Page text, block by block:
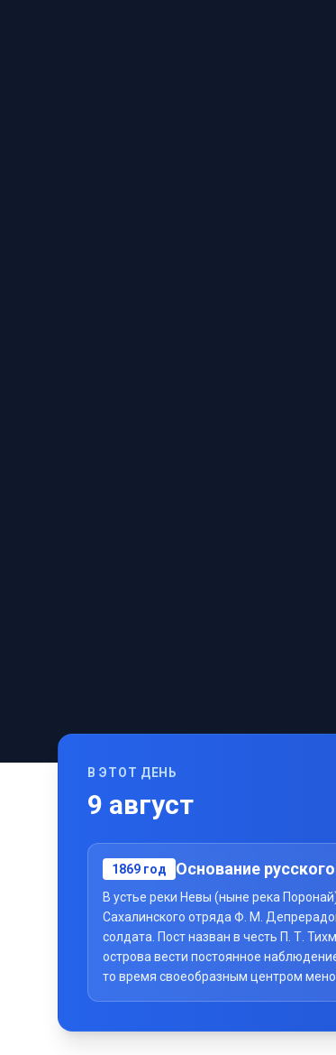
В ЭТОТ ДЕНЬ
9 август
1869 год Основание
В устье реки Невы (ныне река
Сахалинского отряда Ф. М.
солдата. Пост назван в честь П. Т.
острова вести постоянное
то время своеобразным центром